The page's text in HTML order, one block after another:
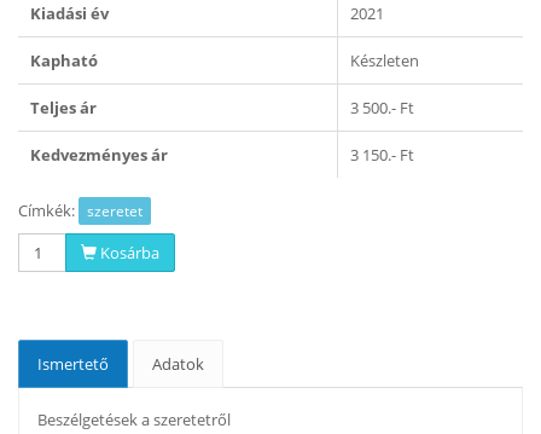
Kiadási év 2021
Kapható Készleten
Teljes ár 3 500.- Ft
Kedvezményes ár 3 150.- Ft
Címkék: szeretet
Kosárba
Ismertető Adatok
Beszélgetések a szeretetről